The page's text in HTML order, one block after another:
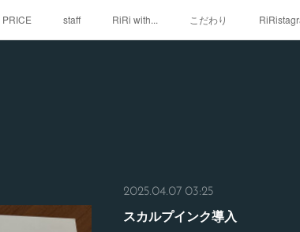
PRICE staff RiRi with... こだわり
2025.04.07 03:25
スカルプインク導入